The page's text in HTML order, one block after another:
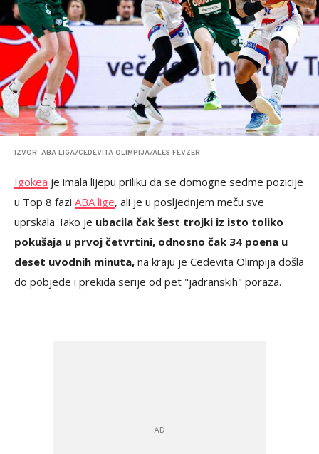
IZVOR: ABA LIGA/CEDEVITA OLIMPIJA/ALES FEVZER
Igokea je imala lijepu priliku da se domogne sedme pozicije
u Top 8 fazi ABA lige, ali je u posljednjem meču sve
uprskala. Iako je ubacila čak šest trojki iz isto toliko
pokušaja u prvoj četvrtini, odnosno čak 34 poena u
deset uvodnih minuta, na kraju je Cedevita Olimpija došla
do pobjede i prekida serije od pet "jadranskih" poraza.